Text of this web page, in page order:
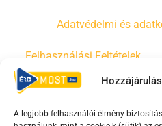
A legjobb felhasználói élmény
Adatvédelmi és
Felhasználási Feltételek
Irányelvek